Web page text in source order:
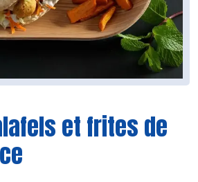
et frites de